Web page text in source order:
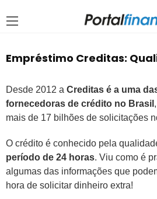
Empréstimo Creditas:
Desde 2012 a Creditas é a uma
fornecedoras de crédito no Brasil
mais de 17 bilhões de solicitações
O crédito é conhecido pela
período de 24 horas. Viu como é
algumas das informações que
hora de solicitar dinheiro extra!